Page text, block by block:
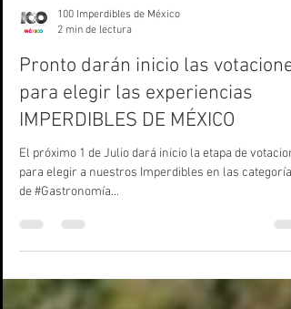
100 Imperdibles de México
2 min de lectura
Pronto darán inicio las votaciones
IMPERDIBLES DE MÉXICO
El próximo 1 de Julio dará inicio la etapa de
para elegir a nuestros Imperdibles en las categorías